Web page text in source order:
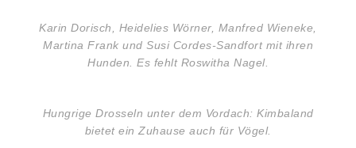
Karin Dorisch, Heidelies Wörner, Manfred Wieneke,
Martina Frank und Susi Cordes-Sandfort mit ihren
Hunden. Es fehlt Roswitha Nagel.
Hungrige Drosseln unter dem Vordach: Kimbaland
bietet ein Zuhause auch für Vögel.